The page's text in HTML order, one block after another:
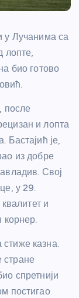
у Лучанима са
лопте,
био готово
после
и лопта
Бастајић је,
из добре
Свој
у 29.
и
корнер.
казна.
спретнији
постигао